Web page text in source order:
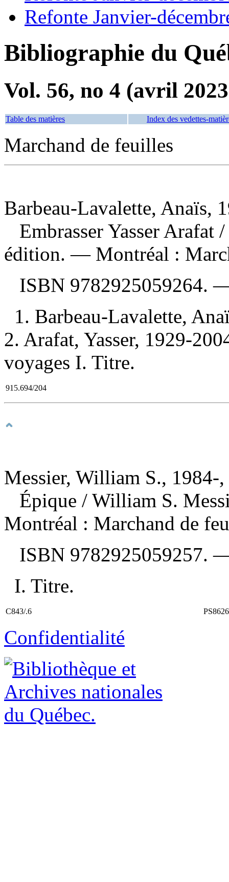
Refonte Janvier-
Bibliographie du
Vol. 56, no 4 (avril
Table des matières Index des vedettes-
Marchand de feuilles
Barbeau-Lavalette, Anaïs,
Embrasser Yasser Arafat /
édition. — Montréal :
ISBN 9782925059264.
1. Barbeau-Lavalette,
2. Arafat, Yasser, 1929-
voyages I. Titre.
915.694/204
Messier, William S., 1984-,
Épique / William S.
Montréal : Marchand de
ISBN 9782925059257.
I. Titre.
C843/.6
Confidentialité